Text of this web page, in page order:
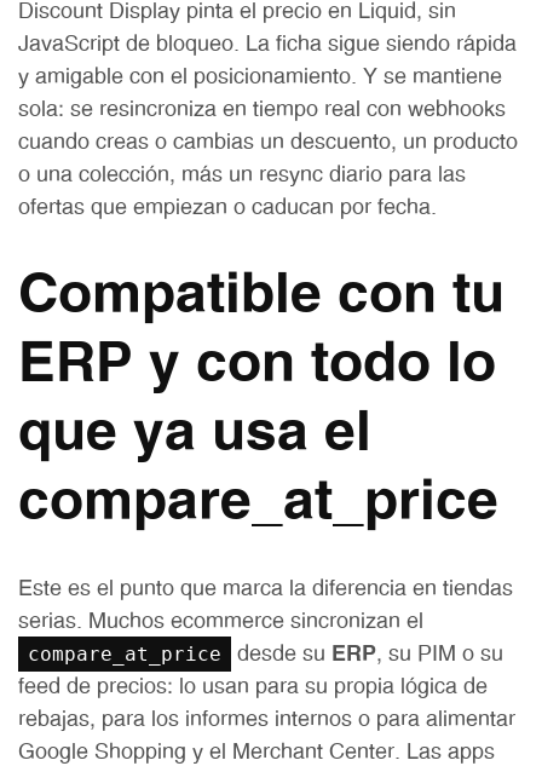
Discount Display pinta el precio en Liquid, sin
JavaScript de bloqueo. La ficha sigue siendo rápida
y amigable con el posicionamiento. Y se mantiene
sola: se resincroniza en tiempo real con webhooks
cuando creas o cambias un descuento, un producto
o una colección, más un resync diario para las
ofertas que empiezan o caducan por fecha.
Compatible con tu
ERP y con todo lo
que ya usa el
compare_at_price
Este es el punto que marca la diferencia en tiendas
serias. Muchos ecommerce sincronizan el
compare_at_price desde su ERP, su PIM o su
feed de precios: lo usan para su propia lógica de
rebajas, para los informes internos o para alimentar
Google Shopping y el Merchant Center. Las apps